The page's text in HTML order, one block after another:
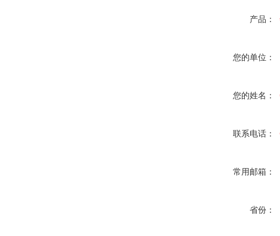
产品：
您的单位：
您的姓名：
联系电话：
常用邮箱：
省份：